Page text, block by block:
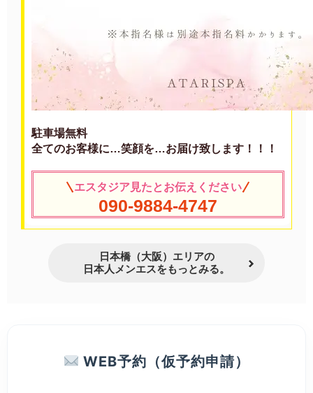
駐車場無料
全てのお客様に…笑顔を…お届け致します！！！
エスタジア見たとお伝えください
090-9884-4747
日本橋（大阪）エリアの
日本人メンエスをもっとみる。
WEB予約（仮予約申請）